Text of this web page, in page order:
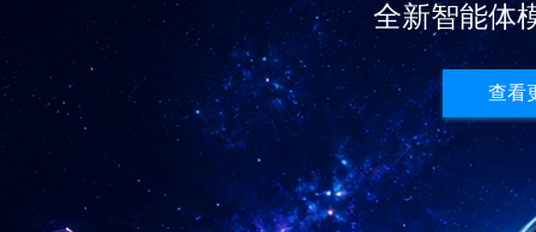
更好的BI